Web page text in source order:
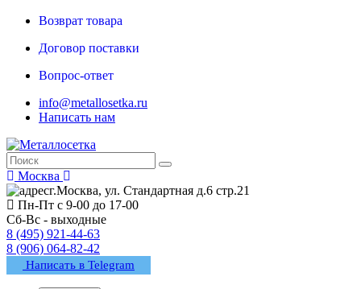
Возврат товара
Договор поставки
Вопрос-ответ
info@metallosetka.ru
Написать нам
Москва
г.Москва, ул. Стандартная д.6 стр.21
Пн-Пт с 9-00 до 17-00
Сб-Вс - выходные
8 (495) 921-44-63
8 (906) 064-82-42
Написать в Telegram